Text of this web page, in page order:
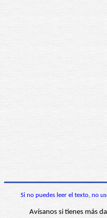
Si no puedes leer el texto, no
Avísanos si tienes más